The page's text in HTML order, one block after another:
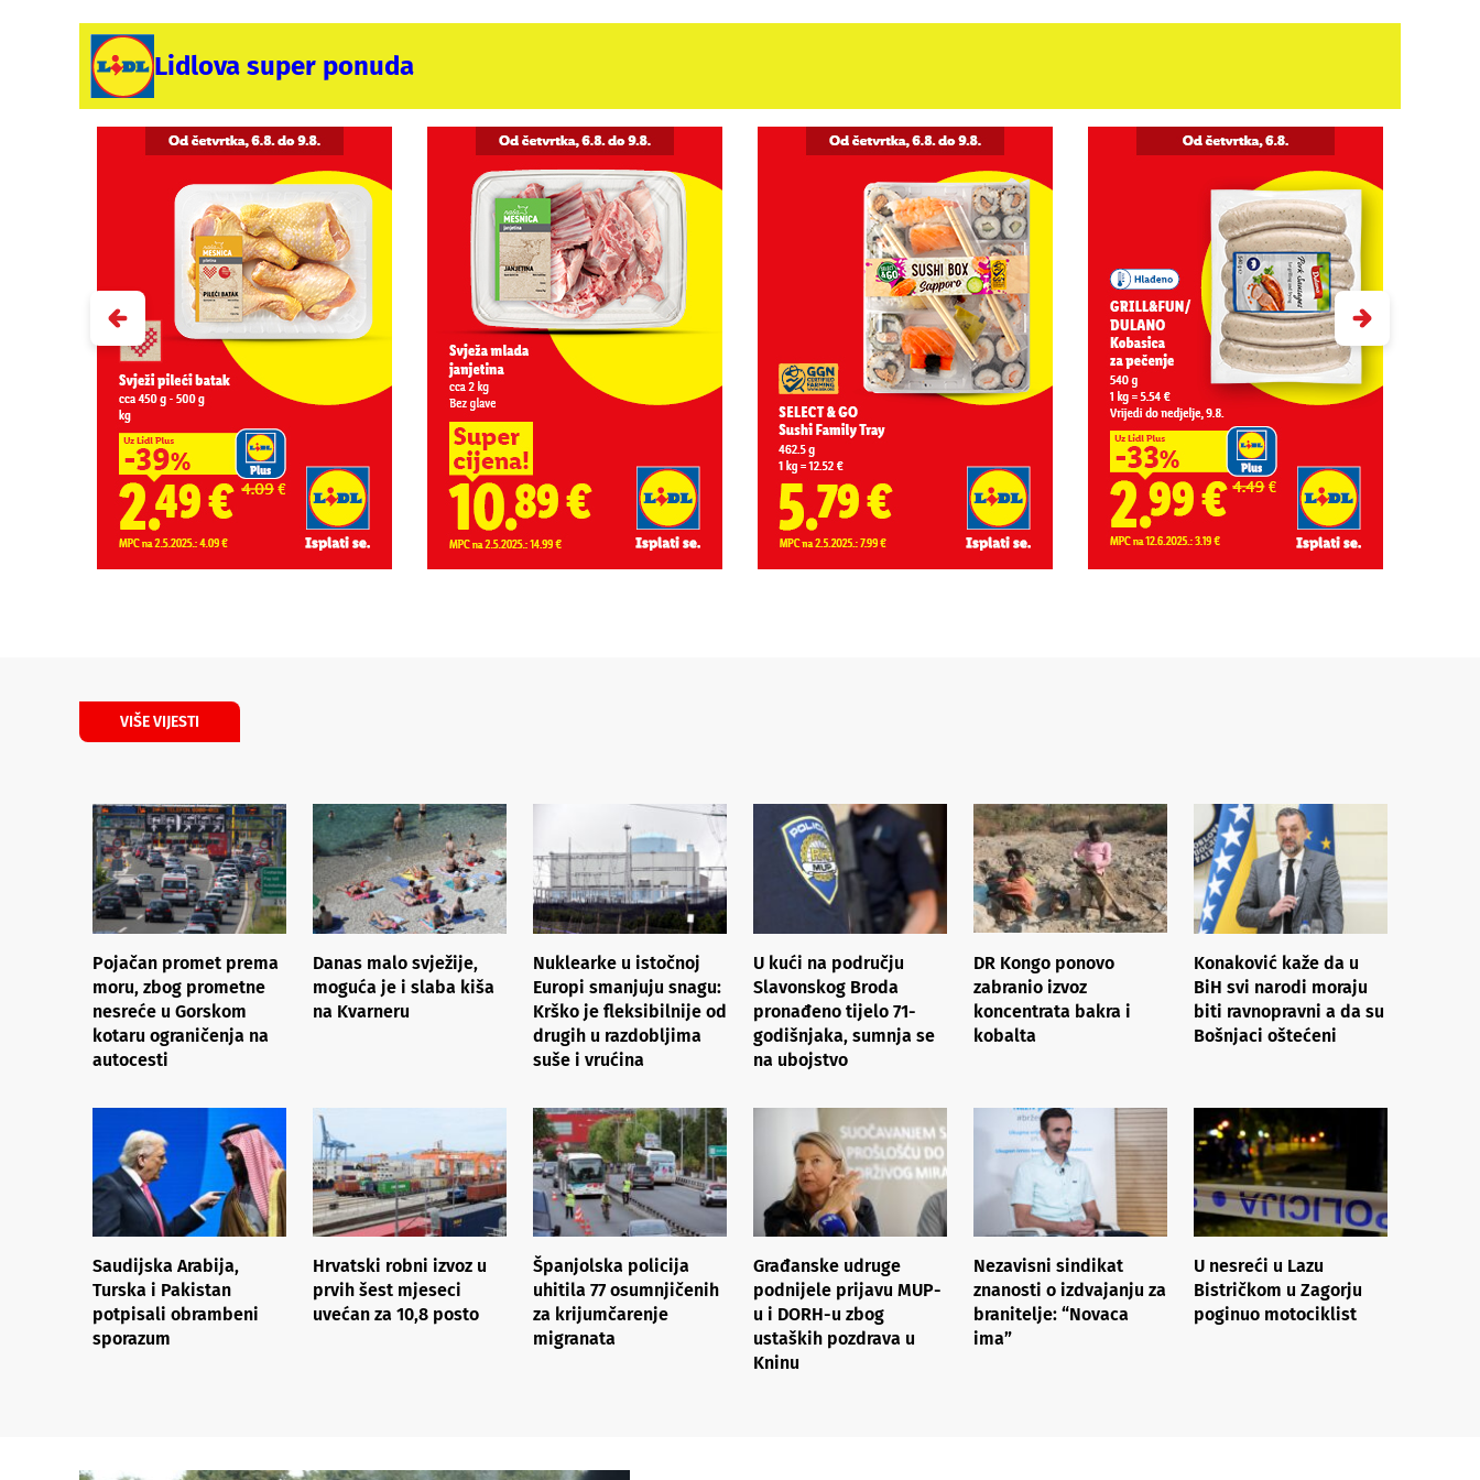
Lidlova super ponuda
VIŠE VIJESTI
Pojačan promet prema
moru, zbog prometne
nesreće u Gorskom
kotaru ograničenja na
autocesti
Danas malo svježije,
moguća je i slaba kiša
na Kvarneru
Nuklearke u istočnoj
Europi smanjuju snagu:
Krško je fleksibilnije od
drugih u razdobljima
suše i vrućina
U kući na području
Slavonskog Broda
pronađeno tijelo 71-
godišnjaka, sumnja se
na ubojstvo
DR Kongo ponovo
zabranio izvoz
koncentrata bakra i
kobalta
Konaković kaže da u
BiH svi narodi moraju
biti ravnopravni a da su
Bošnjaci oštećeni
Saudijska Arabija,
Turska i Pakistan
potpisali obrambeni
sporazum
Hrvatski robni izvoz u
prvih šest mjeseci
uvećan za 10,8 posto
Španjolska policija
uhitila 77 osumnjičenih
za krijumčarenje
migranata
Građanske udruge
podnijele prijavu MUP-
u i DORH-u zbog
ustaških pozdrava u
Kninu
Nezavisni sindikat
znanosti o izdvajanju za
branitelje: “Novaca
ima”
U nesreći u Lazu
Bistričkom u Zagorju
poginuo motociklist